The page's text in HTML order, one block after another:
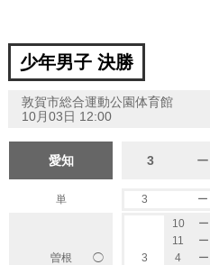
少年男子 決勝
敦賀市総合運動公園体育館
10月03日 12:00
愛知 3 ー
単 3 ー
曽根 ◯ 3
10 ー
11
ー
4
ー